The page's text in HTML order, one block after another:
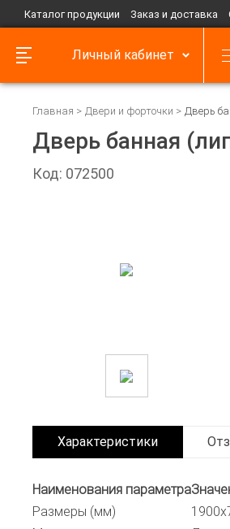
Каталог продукции Заказ и доставка
Личный кабинет
Главная Двери и форточки Дверь
Дверь банная
Код: 072500
Характеристики
Наименования параметра
Размеры (мм)